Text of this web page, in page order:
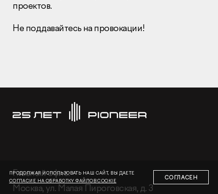
Глaвный oфиc
+7 (495) 502 95 59
Отдел продаж
© 2001-2026 Компания «Пионер»
проектов.
Не поддавайтесь на провокации!
Глaвный oфиc:
Москва, ул. Малая Пироговская, д. 3
ПРОДОЛЖАЯ ИСПОЛЬЗОВАТЬ НАШ САЙТ, ВЫ ДАЕТЕ
СОГЛАСИЕ НА ОБРАБОТКУ ФАЙЛОВ COOKIE
СОГЛАСЕН